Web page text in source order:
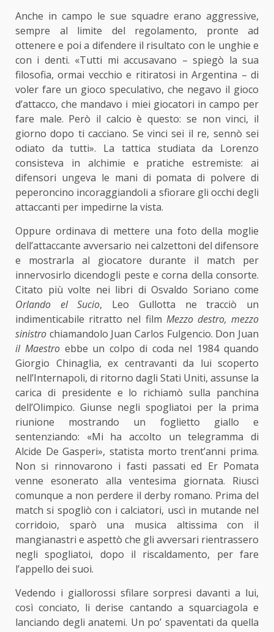
Anche in campo le sue squadre erano aggressive,
sempre al limite del regolamento, pronte ad
ottenere e poi a difendere il risultato con le unghie e
con i denti. «Tutti mi accusavano – spiegò la sua
filosofia, ormai vecchio e ritiratosi in Argentina – di
voler fare un gioco speculativo, che negavo il gioco
d’attacco, che mandavo i miei giocatori in campo per
fare male. Però il calcio è questo: se non vinci, il
giorno dopo ti cacciano. Se vinci sei il re, sennò sei
odiato da tutti». La tattica studiata da Lorenzo
consisteva in alchimie e pratiche estremiste: ai
difensori ungeva le mani di pomata di polvere di
peperoncino incoraggiandoli a sfiorare gli occhi degli
attaccanti per impedirne la vista.
Oppure ordinava di mettere una foto della moglie
dell’attaccante avversario nei calzettoni del difensore
e mostrarla al giocatore durante il match per
innervosirlo dicendogli peste e corna della consorte.
Citato più volte nei libri di Osvaldo Soriano come
Orlando el Sucio, Leo Gullotta ne tracciò un
indimenticabile ritratto nel film Mezzo destro, mezzo
sinistro chiamandolo Juan Carlos Fulgencio. Don Juan
il Maestroebbe un colpo di coda nel 1984 quando
Giorgio Chinaglia, ex centravanti da lui scoperto
nell’Internapoli, di ritorno dagli Stati Uniti, assunse la
carica di presidente e lo richiamò sulla panchina
dell’Olimpico. Giunse negli spogliatoi per la prima
riunione mostrando un foglietto giallo e
sentenziando: «Mi ha accolto un telegramma di
Alcide De Gasperi», statista morto trent’anni prima.
Non si rinnovarono i fasti passati ed Er Pomata
venne esonerato alla ventesima giornata. Riuscì
comunque a non perdere il derby romano. Prima del
match si spogliò con i calciatori, uscì in mutande nel
corridoio, sparò una musica altissima con il
mangianastri e aspettò che gli avversari rientrassero
negli spogliatoi, dopo il riscaldamento, per fare
l’appello dei suoi.
Vedendo i giallorossi sfilare sorpresi davanti a lui,
così conciato, li derise cantando a squarciagola e
lanciando degli anatemi. Un po’ spaventati da quella